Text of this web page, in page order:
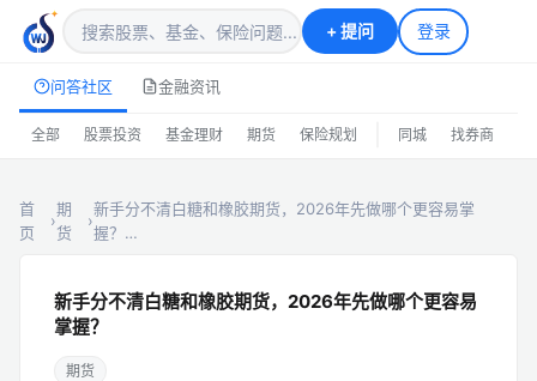
+提问 登录
问答社区 金融资讯
全部 股票投资 基金理财 期货 保险规划 同城 找券商
首
页
›
期
货
›
新手分不清白糖和橡胶期货，2026年先做哪个更容易掌
握？…
新手分不清白糖和橡胶期货，2026年先做哪个更容易
掌握？
期货